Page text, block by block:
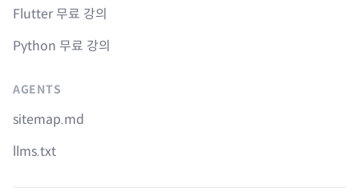
Flutter 무료 강의
Python 무료 강의
AGENTS
sitemap.md
llms.txt